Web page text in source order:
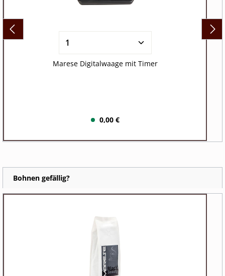
Marese Digitalwaage mit Timer
0,00 €
Bohnen gefällig?